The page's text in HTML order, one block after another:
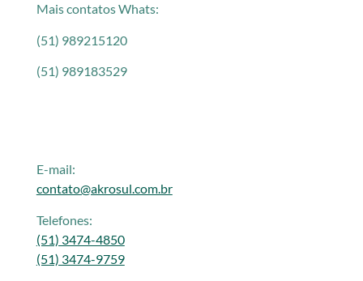
Mais contatos Whats:
(51) 989215120
(51) 989183529
E-mail:
contato@akrosul.com.br
Telefones:
(51) 3474-4850
(51) 3474-9759